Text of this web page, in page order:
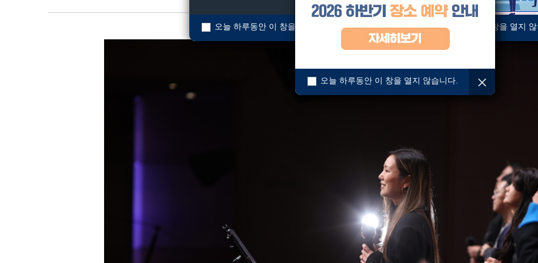
오늘 하루동안 이 창을 열지 않습니다. 오늘 하루동안 이 창을 열지
오늘 하루동안 이 창을 열지 않습니다.